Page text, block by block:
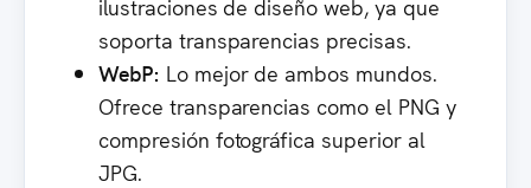
ilustraciones de diseño web, ya que
soporta transparencias precisas.
WebP: Lo mejor de ambos mundos.
Ofrece transparencias como el PNG y
compresión fotográfica superior al
JPG.